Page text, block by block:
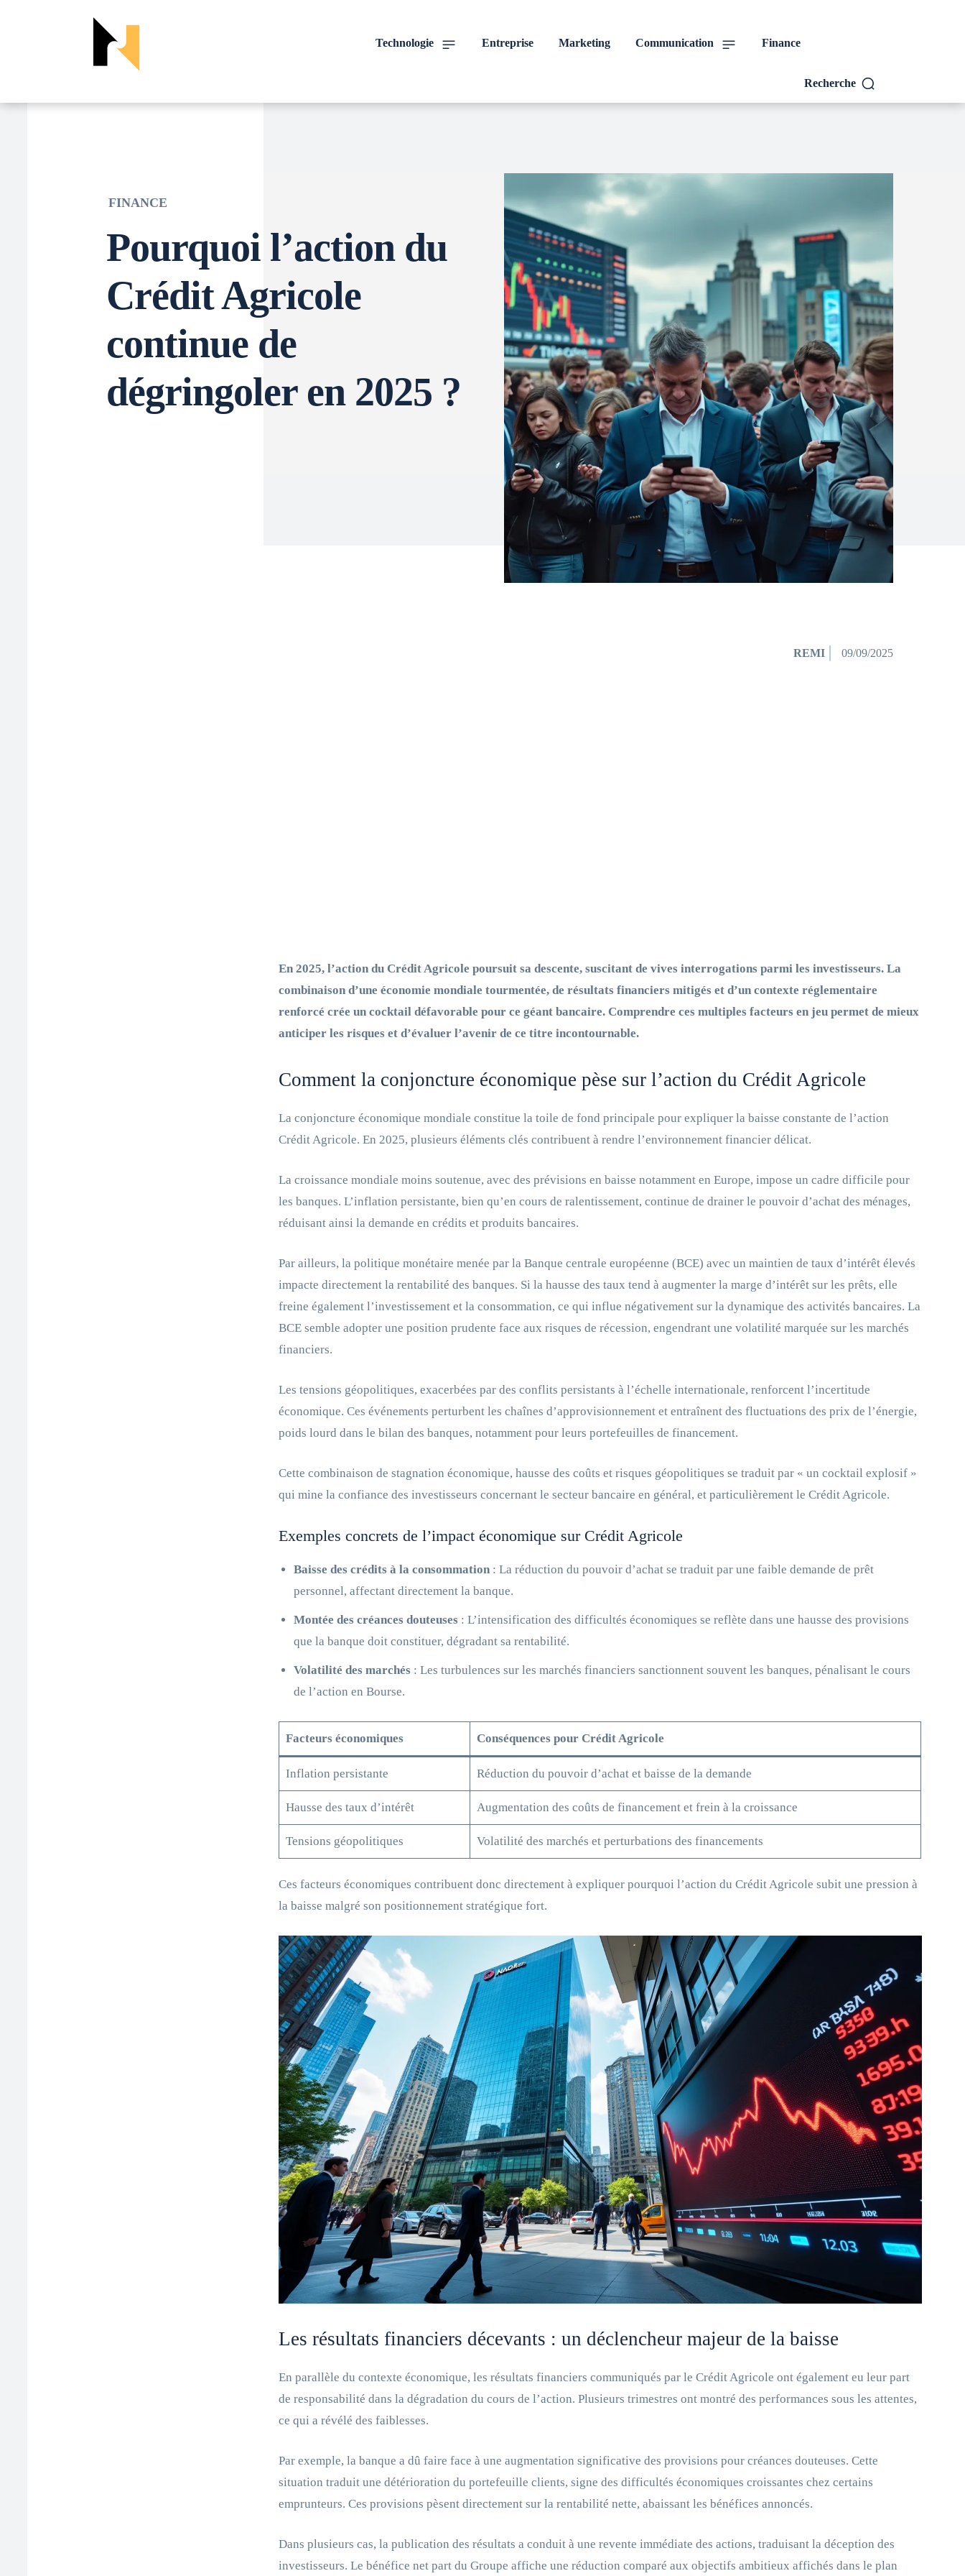
Technologie Entreprise Marketing Communication Finance
Recherche
FINANCE
Pourquoi l’action du
Crédit Agricole
continue de
dégringoler en 2025 ?
REMI 09/09/2025
En 2025, l’action du Crédit Agricole poursuit sa descente, suscitant de vives interrogations parmi les investisseurs. La
combinaison d’une économie mondiale tourmentée, de résultats financiers mitigés et d’un contexte réglementaire
renforcé crée un cocktail défavorable pour ce géant bancaire. Comprendre ces multiples facteurs en jeu permet de mieux
anticiper les risques et d’évaluer l’avenir de ce titre incontournable.
Comment la conjoncture économique pèse sur l’action du Crédit Agricole
La conjoncture économique mondiale constitue la toile de fond principale pour expliquer la baisse constante de l’action
Crédit Agricole. En 2025, plusieurs éléments clés contribuent à rendre l’environnement financier délicat.
La croissance mondiale moins soutenue, avec des prévisions en baisse notamment en Europe, impose un cadre difficile pour
les banques. L’inflation persistante, bien qu’en cours de ralentissement, continue de drainer le pouvoir d’achat des ménages,
réduisant ainsi la demande en crédits et produits bancaires.
Par ailleurs, la politique monétaire menée par la Banque centrale européenne (BCE) avec un maintien de taux d’intérêt élevés
impacte directement la rentabilité des banques. Si la hausse des taux tend à augmenter la marge d’intérêt sur les prêts, elle
freine également l’investissement et la consommation, ce qui influe négativement sur la dynamique des activités bancaires. La
BCE semble adopter une position prudente face aux risques de récession, engendrant une volatilité marquée sur les marchés
financiers.
Les tensions géopolitiques, exacerbées par des conflits persistants à l’échelle internationale, renforcent l’incertitude
économique. Ces événements perturbent les chaînes d’approvisionnement et entraînent des fluctuations des prix de l’énergie,
poids lourd dans le bilan des banques, notamment pour leurs portefeuilles de financement.
Cette combinaison de stagnation économique, hausse des coûts et risques géopolitiques se traduit par « un cocktail explosif »
qui mine la confiance des investisseurs concernant le secteur bancaire en général, et particulièrement le Crédit Agricole.
Exemples concrets de l’impact économique sur Crédit Agricole
Baisse des crédits à la consommation : La réduction du pouvoir d’achat se traduit par une faible demande de prêt
personnel, affectant directement la banque.
Montée des créances douteuses : L’intensification des difficultés économiques se reflète dans une hausse des provisions
que la banque doit constituer, dégradant sa rentabilité.
Volatilité des marchés : Les turbulences sur les marchés financiers sanctionnent souvent les banques, pénalisant le cours
de l’action en Bourse.
Facteurs économiques Conséquences pour Crédit Agricole
Inflation persistante Réduction du pouvoir d’achat et baisse de la demande
Hausse des taux d’intérêt Augmentation des coûts de financement et frein à la croissance
Tensions géopolitiques Volatilité des marchés et perturbations des financements
Ces facteurs économiques contribuent donc directement à expliquer pourquoi l’action du Crédit Agricole subit une pression à
la baisse malgré son positionnement stratégique fort.
Les résultats financiers décevants : un déclencheur majeur de la baisse
En parallèle du contexte économique, les résultats financiers communiqués par le Crédit Agricole ont également eu leur part
de responsabilité dans la dégradation du cours de l’action. Plusieurs trimestres ont montré des performances sous les attentes,
ce qui a révélé des faiblesses.
Par exemple, la banque a dû faire face à une augmentation significative des provisions pour créances douteuses. Cette
situation traduit une détérioration du portefeuille clients, signe des difficultés économiques croissantes chez certains
emprunteurs. Ces provisions pèsent directement sur la rentabilité nette, abaissant les bénéfices annoncés.
Dans plusieurs cas, la publication des résultats a conduit à une revente immédiate des actions, traduisant la déception des
investisseurs. Le bénéfice net part du Groupe affiche une réduction comparé aux objectifs ambitieux affichés dans le plan